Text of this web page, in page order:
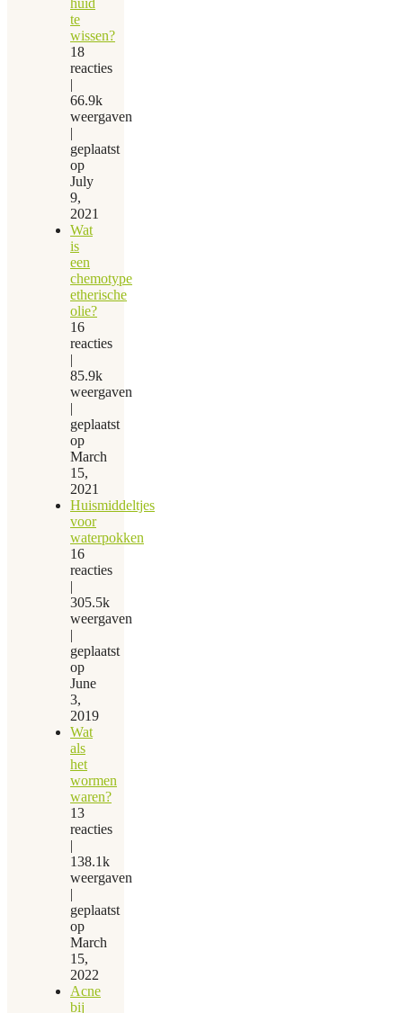
huid
te
wissen?
18
reacties
|
66.9k
weergaven
|
geplaatst
op
July
9,
2021
Wat
is
een
chemotype
etherische
olie?
16
reacties
|
85.9k
weergaven
|
geplaatst
op
March
15,
2021
Huismiddeltjes
voor
waterpokken
16
reacties
|
305.5k
weergaven
|
geplaatst
op
June
3,
2019
Wat
als
het
wormen
waren?
13
reacties
|
138.1k
weergaven
|
geplaatst
op
March
15,
2022
Acne
bij